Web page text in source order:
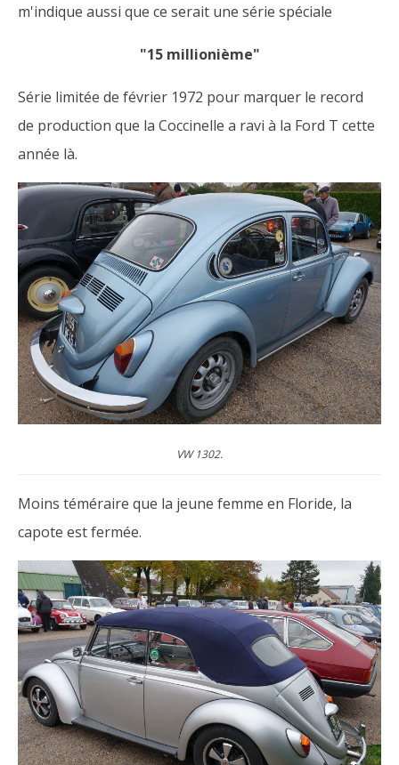
m'indique aussi que ce serait une série spéciale
"15 millionième"
Série limitée de février 1972 pour marquer le record
de production que la Coccinelle a ravi à la Ford T cette
année là.
VW 1302.
Moins téméraire que la jeune femme en Floride, la
capote est fermée.